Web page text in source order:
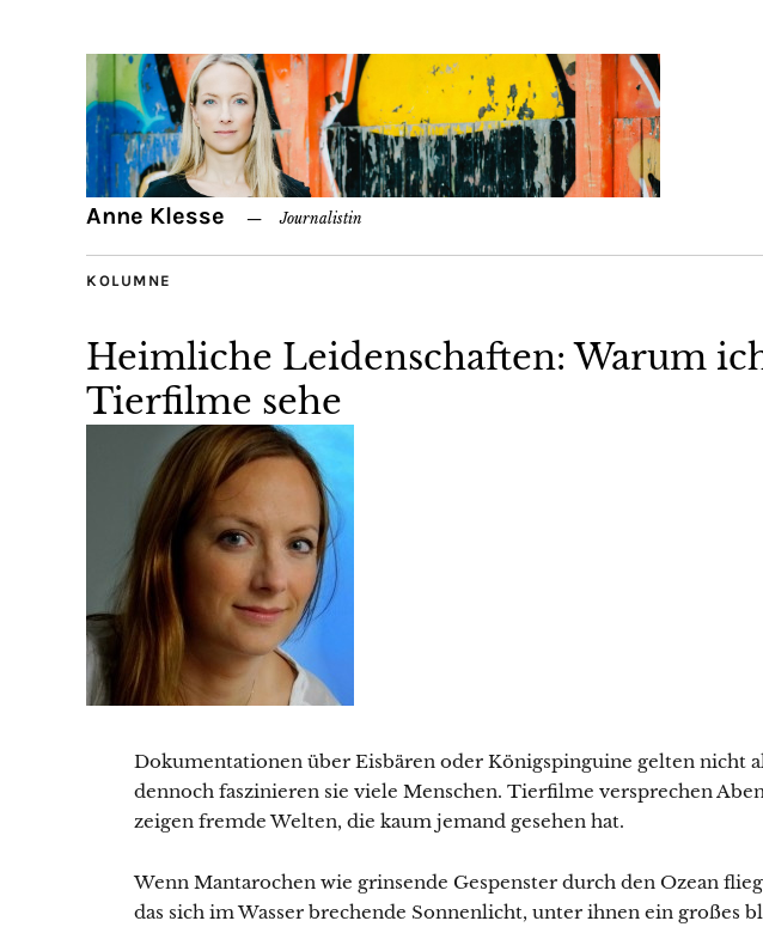
Anne Klesse Journalistin
KOLUMNE
Heimliche Leidenschaften: Warum
Tierfilme sehe
Dokumentationen über Eisbären oder Königspinguine gelten nicht
dennoch faszinieren sie viele Menschen. Tierfilme versprechen
zeigen fremde Welten, die kaum jemand gesehen hat.
Wenn Mantarochen wie grinsende Gespenster durch den Ozean
das sich im Wasser brechende Sonnenlicht, unter ihnen ein großes